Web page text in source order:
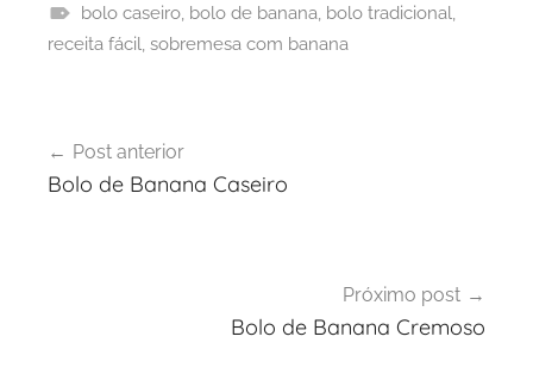
bolo caseiro, bolo de banana, bolo tradicional,
receita fácil, sobremesa com banana
de
Post anterior
Bolo de Banana Caseiro
Próximo post
Bolo de Banana Cremoso